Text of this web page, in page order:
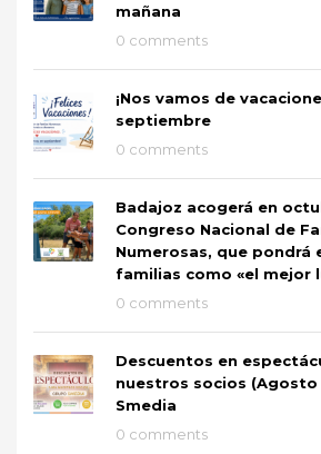
mañana
0 comments
¡Nos vamos de
septiembre
0 comments
Badajoz acogerá en
Congreso Nacional de
Numerosas, que pondrá
familias como «el mejor
0 comments
Descuentos en
nuestros socios (Agosto
Smedia
0 comments